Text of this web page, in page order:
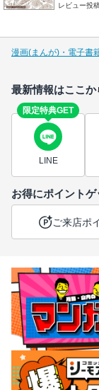
レビュー投
漫画(まんが)・電子書
最新情報はここか
限定特典GET
LINE
お得にポイントゲ
ご来店ポ